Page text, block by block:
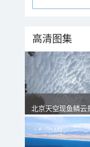
高清图集
北京天空现鱼鳞云